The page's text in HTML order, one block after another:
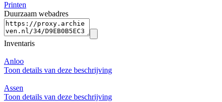
Printen
Duurzaam webadres
Inventaris
Anloo
Toon details van deze beschrijving
Assen
Toon details van deze beschrijving